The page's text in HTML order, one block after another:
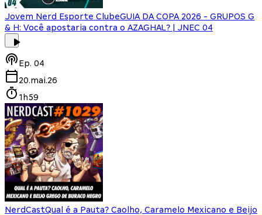
Jovem Nerd Esporte ClubeGUIA DA COPA 2026 - GRUPOS G
& H: Você apostaria contra o AZAGHAL? | JNEC 04
Ep. 04
20.mai.26
1h59
NerdCastQual é a Pauta? Caolho, Caramelo Mexicano e Beijo